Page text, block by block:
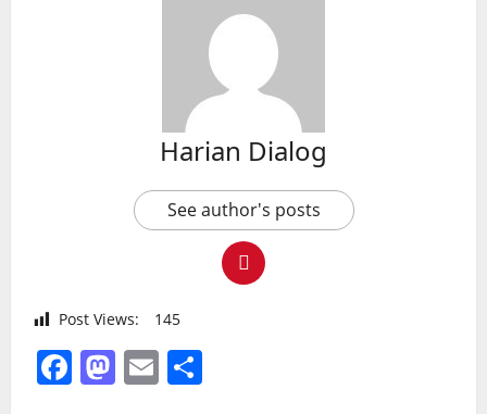
Harian Dialog
See author's posts
Post Views: 145
Facebook
Mastodon
Email